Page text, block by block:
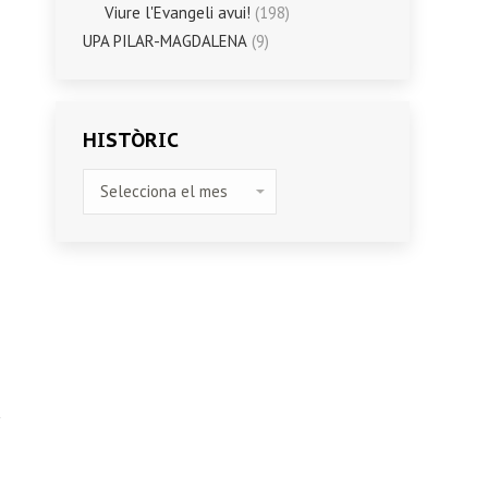
Viure l'Evangeli avui! (198)
UPA PILAR-MAGDALENA (9)
HISTÒRIC